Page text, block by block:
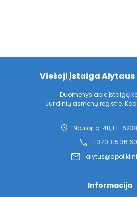
Viešoji įstaiga
Duomenys apie įstaigą
Juridinių asmenų registre.
Naujoji g. 48, LT-
+370 315 36
Informacija